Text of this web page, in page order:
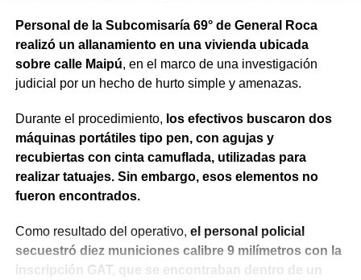
Personal de la Subcomisaría 69° de General Roca
realizó un allanamiento en una vivienda ubicada
sobre calle Maipú, en el marco de una investigación
judicial por un hecho de hurto simple y amenazas.
Durante el procedimiento, los efectivos buscaron dos
máquinas portátiles tipo pen, con agujas y
recubiertas con cinta camuflada, utilizadas para
realizar tatuajes. Sin embargo, esos elementos no
fueron encontrados.
Como resultado del operativo, el personal policial
secuestró diez municiones calibre 9 milímetros con la
inscripción GAT, que se encontraban dentro de un